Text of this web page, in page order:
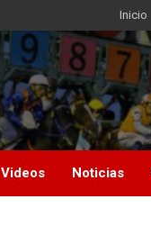
Inicio
Videos Noticias